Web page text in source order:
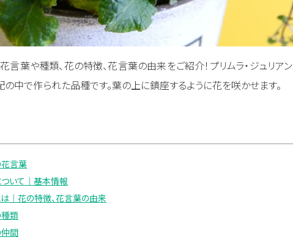
言葉や種類、花の特徴、花言葉の由来をご紹介！プリムラ・ジュリア
の中で作られた品種です。葉の上に鎮座するように花を咲かせます。
花言葉
ついて｜基本情報
は｜花の特徴、花言葉の由来
種類
仲間